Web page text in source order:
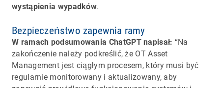
wystąpienia wypadków.
Bezpieczeństwo zapewnia ramy
W ramach podsumowania ChatGPT napisał: “Na
zakończenie należy podkreślić, że OT Asset
Management jest ciągłym procesem, który musi być
regularnie monitorowany i aktualizowany, aby